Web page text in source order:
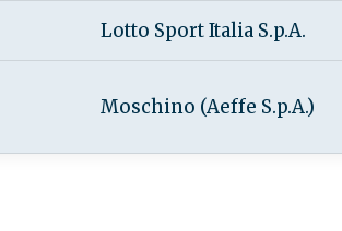
Lotto Sport Italia S.p.A.
Moschino (Aeffe S.p.A.)